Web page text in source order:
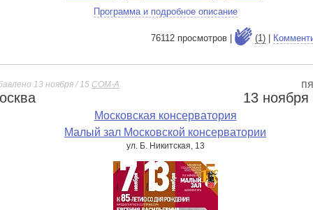
Программа и подробное описание
76112 просмотров | (1)|
13 ноября / 15 СОМ-А
13 ноября
Московская консерватория
Малый зал Московской консерватории
ул. Б. Никитская, 13